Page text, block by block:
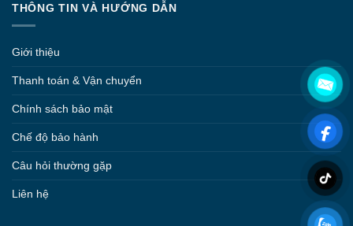
THÔNG TIN VÀ HƯỚNG DẪN
Giới thiệu
Thanh toán & Vận chuyển
Chính sách bảo mật
Chế độ bảo hành
Câu hỏi thường gặp
Liên hệ